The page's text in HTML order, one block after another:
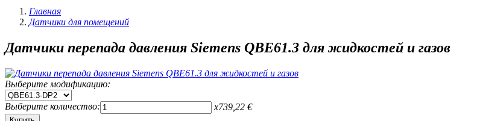
Главная
Датчики для помещений
Датчики перепада давления Siemens QBE61.3 для жидкостей и газов
Выберите модификацию:
Выберите количество: x739,22 €